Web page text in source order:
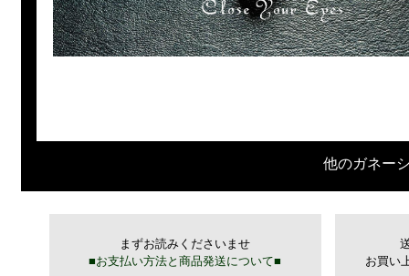
他のガネー